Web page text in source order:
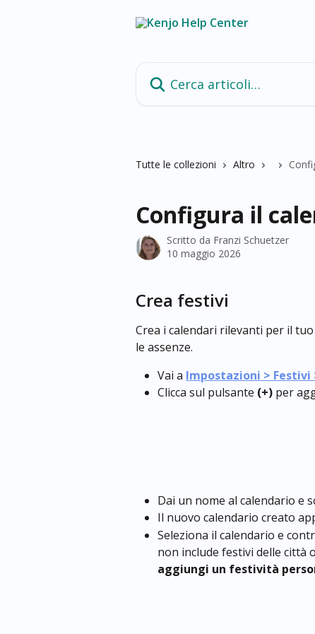
Tutte le collezioni Altro
Configura il
Scritto da Franzi Schuetzer
10 maggio 2026
Crea festivi​
Crea i calendari rilevanti per il
le assenze.
Vai a Impostazioni >
Clicca sul pulsante (+) per
Dai un nome al calendario e
Il nuovo calendario creato
Seleziona il calendario e
non include festivi delle città
aggiungi un festività